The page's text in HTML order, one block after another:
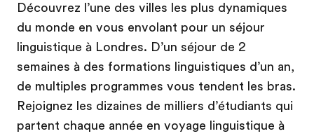
EF recrute
Rejoignez nos équipes
Découvrez l’une des villes les plus dynamiques
du monde en vous envolant pour un séjour
linguistique à Londres. D’un séjour de 2
semaines à des formations linguistiques d’un an,
de multiples programmes vous tendent les bras.
Rejoignez les dizaines de milliers d’étudiants qui
partent chaque année en voyage linguistique à